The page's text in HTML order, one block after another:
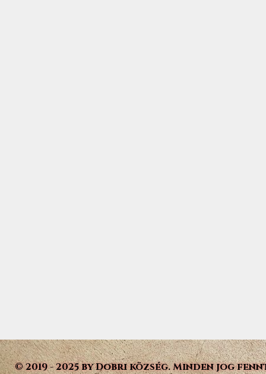
© 2019 - 2025 by Dobri község. Minden jog